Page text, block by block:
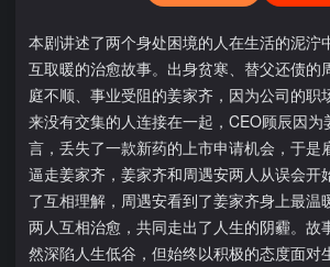
本剧讲述了两个身处困境的人在生活的泥泞
互取暖的治愈故事。出身贫寒、替父还债的
庭不顺、事业受阻的姜家齐，因为公司的职
来没有交集的人连接在一起，CEO顾辰因为
言，丢失了一款新药的上市申请机会，于是
逼走姜家齐，姜家齐和周遇安两人从误会开
了互相理解，周遇安看到了姜家齐身上最温
两人互相治愈，共同走出了人生的阴霾。故
然深陷人生低谷，但始终以积极的态度面对